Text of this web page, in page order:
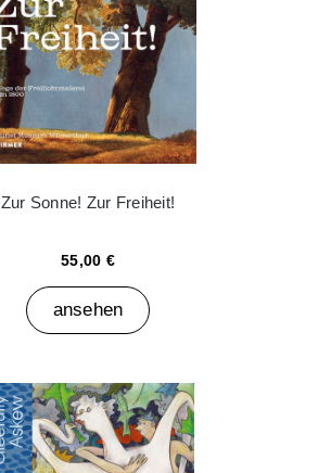
Zur Sonne! Zur Freiheit!
55,00 €
ansehen